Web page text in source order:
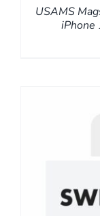
USAMS
iPhone